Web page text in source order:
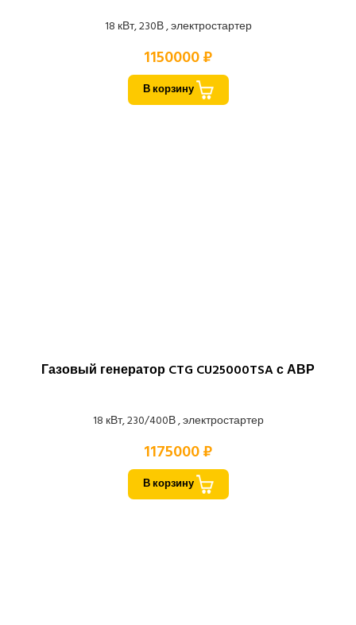
18 кВт, 230В , электростартер
1150000 ₽
В корзину
Газовый генератор CTG CU25000TSA с АВР
18 кВт, 230/400В , электростартер
1175000 ₽
В корзину